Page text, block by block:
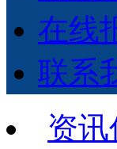
在线
联系
资讯